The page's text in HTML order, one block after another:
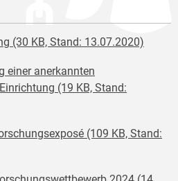
(30 KB, Stand: 13.07.2020)
einer anerkannten
(19 KB, Stand:
(109 KB, Stand: